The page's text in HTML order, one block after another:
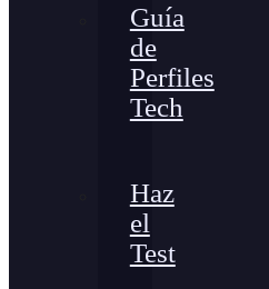
Guía
de
Perfiles
Tech
Haz
el
Test